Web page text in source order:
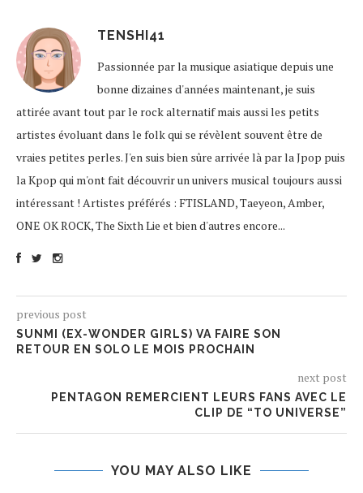
TENSHI41
Passionnée par la musique asiatique depuis une
bonne dizaines d'années maintenant, je suis
attirée avant tout par le rock alternatif mais aussi les petits
artistes évoluant dans le folk qui se révèlent souvent être de
vraies petites perles. J'en suis bien sûre arrivée là par la Jpop puis
la Kpop qui m'ont fait découvrir un univers musical toujours aussi
intéressant ! Artistes préférés : FTISLAND, Taeyeon, Amber,
ONE OK ROCK, The Sixth Lie et bien d'autres encore...
previous post
SUNMI (EX-WONDER GIRLS) VA FAIRE SON
RETOUR EN SOLO LE MOIS PROCHAIN
next post
PENTAGON REMERCIENT LEURS FANS AVEC LE
CLIP DE “TO UNIVERSE”
YOU MAY ALSO LIKE